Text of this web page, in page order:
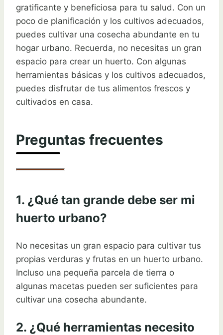
gratificante y beneficiosa para tu salud. Con un
poco de planificación y los cultivos adecuados,
puedes cultivar una cosecha abundante en tu
hogar urbano. Recuerda, no necesitas un gran
espacio para crear un huerto. Con algunas
herramientas básicas y los cultivos adecuados,
puedes disfrutar de tus alimentos frescos y
cultivados en casa.
Preguntas frecuentes
1. ¿Qué tan grande debe ser mi
huerto urbano?
No necesitas un gran espacio para cultivar tus
propias verduras y frutas en un huerto urbano.
Incluso una pequeña parcela de tierra o
algunas macetas pueden ser suficientes para
cultivar una cosecha abundante.
2. ¿Qué herramientas necesito